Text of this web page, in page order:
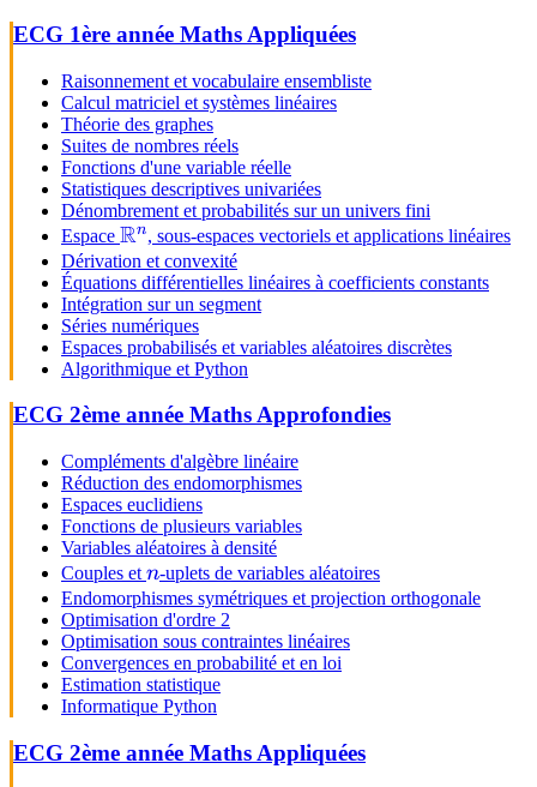
ECG 1ère année Maths Appliquées
Raisonnement et vocabulaire ensembliste
Calcul matriciel et systèmes linéaires
Théorie des graphes
Suites de nombres réels
Fonctions d'une variable réelle
Statistiques descriptives univariées
Dénombrement et probabilités sur un univers fini
Espace \mathbb{R}^n
Rn, sous-espaces vectoriels et applications linéaires
Dérivation et convexité
Équations différentielles linéaires à coefficients constants
Intégration sur un segment
Séries numériques
Espaces probabilisés et variables aléatoires discrètes
Algorithmique et Python
ECG 2ème année Maths Approfondies
Compléments d'algèbre linéaire
Réduction des endomorphismes
Espaces euclidiens
Fonctions de plusieurs variables
Variables aléatoires à densité
Couples et n
n-uplets de variables aléatoires
Endomorphismes symétriques et projection orthogonale
Optimisation d'ordre 2
Optimisation sous contraintes linéaires
Convergences en probabilité et en loi
Estimation statistique
Informatique Python
ECG 2ème année Maths Appliquées